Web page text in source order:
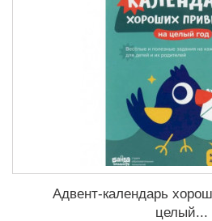
Адвент-календарь
целый...